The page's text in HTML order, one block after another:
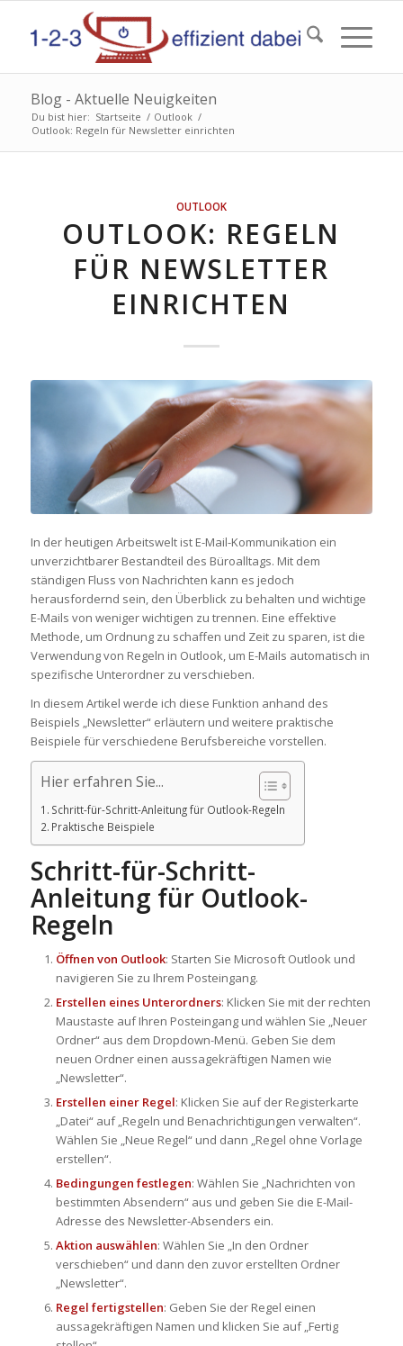
Blog - Aktuelle Neuigkeiten
Du bist hier: Startseite / Outlook /
Outlook: Regeln für Newsletter einrichten
OUTLOOK
OUTLOOK: REGELN
FÜR NEWSLETTER
EINRICHTEN
In der heutigen Arbeitswelt ist E-Mail-Kommunikation ein
unverzichtbarer Bestandteil des Büroalltags. Mit dem
ständigen Fluss von Nachrichten kann es jedoch
herausfordernd sein, den Überblick zu behalten und wichtige
E-Mails von weniger wichtigen zu trennen. Eine effektive
Methode, um Ordnung zu schaffen und Zeit zu sparen, ist die
Verwendung von Regeln in Outlook, um E-Mails automatisch in
spezifische Unterordner zu verschieben.
In diesem Artikel werde ich diese Funktion anhand des
Beispiels „Newsletter“ erläutern und weitere praktische
Beispiele für verschiedene Berufsbereiche vorstellen.
Hier erfahren Sie...
Schritt-für-Schritt-Anleitung für Outlook-Regeln
Praktische Beispiele
Schritt-für-Schritt-
Anleitung für Outlook-
Regeln
Öffnen von Outlook: Starten Sie Microsoft Outlook und
navigieren Sie zu Ihrem Posteingang.
Erstellen eines Unterordners: Klicken Sie mit der rechten
Maustaste auf Ihren Posteingang und wählen Sie „Neuer
Ordner“ aus dem Dropdown-Menü. Geben Sie dem
neuen Ordner einen aussagekräftigen Namen wie
„Newsletter“.
Erstellen einer Regel: Klicken Sie auf der Registerkarte
„Datei“ auf „Regeln und Benachrichtigungen verwalten“.
Wählen Sie „Neue Regel“ und dann „Regel ohne Vorlage
erstellen“.
Bedingungen festlegen: Wählen Sie „Nachrichten von
bestimmten Absendern“ aus und geben Sie die E-Mail-
Adresse des Newsletter-Absenders ein.
Aktion auswählen: Wählen Sie „In den Ordner
verschieben“ und dann den zuvor erstellten Ordner
„Newsletter“.
Regel fertigstellen: Geben Sie der Regel einen
aussagekräftigen Namen und klicken Sie auf „Fertig